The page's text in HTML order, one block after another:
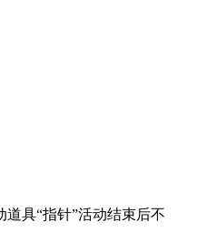
具“指针”活动结束后不